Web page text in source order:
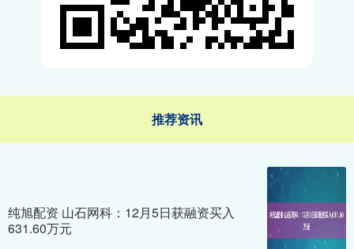
推荐资讯
纯旭配资 山石网科：12月5日获融资买入
631.60万元